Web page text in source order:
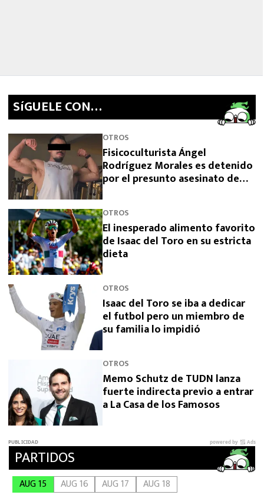
SíGUELE CON…
OTROS
Fisicoculturista Ángel
Rodríguez Morales es detenido
por el presunto asesinato de
OTROS
El inesperado alimento favorito
de Isaac del Toro en su estricta
dieta
OTROS
Isaac del Toro se iba a dedicar
el futbol pero un miembro de
su familia lo impidió
OTROS
Memo Schutz de TUDN lanza
fuerte indirecta previo a entrar
a La Casa de los Famosos